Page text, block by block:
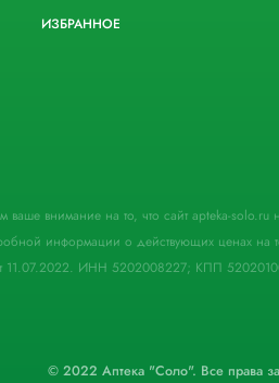
ИЗБРАННОЕ
ваше внимание на то, что сайт apteka-
информации о действующих ценах на
ИНН 5202008227; КПП
© 2022 Аптека "Соло". Все права